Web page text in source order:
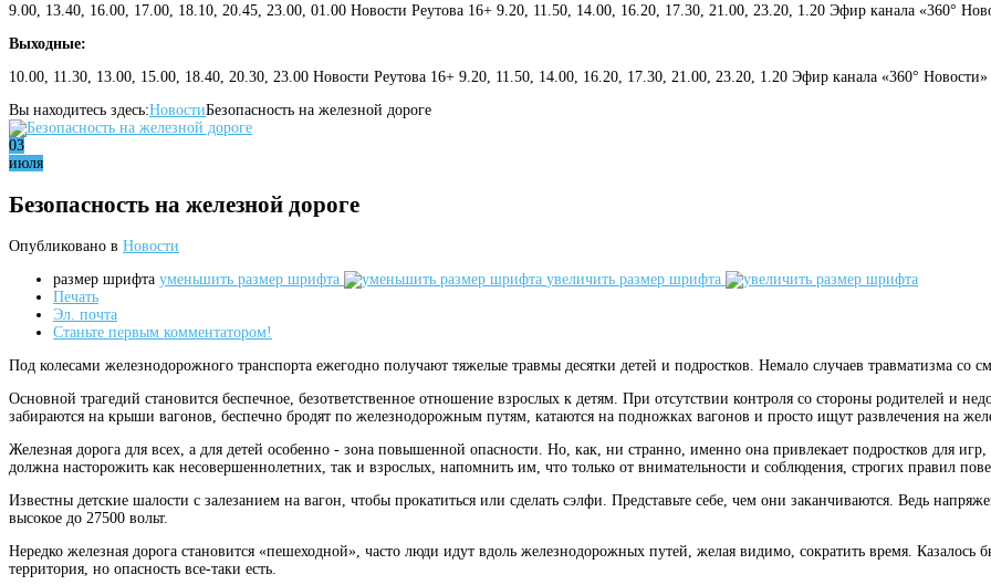
9.00, 13.40, 16.00, 17.00, 18.10, 20.45, 23.00, 01.00 Новости Реутова 16+ 9.20, 11.50, 14.00, 16.20, 17.30, 21.00, 23.20, 1.20 Эфир канала «360°
Выходные:
10.00, 11.30, 13.00, 15.00, 18.40, 20.30, 23.00 Новости Реутова 16+ 9.20, 11.50, 14.00, 16.20, 17.30, 21.00, 23.20, 1.20 Эфир канала «360°
Вы находитесь здесь:НовостиБезопасность на железной дороге
03
июля
Безопасность на железной дороге
Опубликовано в Новости
размер шрифта уменьшить размер шрифта
увеличить размер шрифта
Печать
Эл. почта
Станьте первым комментатором!
Под колесами железнодорожного транспорта ежегодно получают тяжелые травмы десятки детей и подростков. Немало случаев травматизма со
Основной трагедий становится беспечное, безответственное отношение взрослых к детям. При отсутствии контроля со стороны родителей и
забираются на крыши вагонов, беспечно бродят по железнодорожным путям, катаются на подножках вагонов и просто ищут развлечения на
Железная дорога для всех, а для детей особенно - зона повышенной опасности. Но, как, ни странно, именно она привлекает подростков для игр,
должна насторожить как несовершеннолетних, так и взрослых, напомнить им, что только от внимательности и соблюдения, строгих правил
Известны детские шалости с залезанием на вагон, чтобы прокатиться или сделать сэлфи. Представьте себе, чем они заканчиваются. Ведь
высокое до 27500 вольт.
Нередко железная дорога становится «пешеходной», часто люди идут вдоль железнодорожных путей, желая видимо, сократить время. Казалось
территория, но опасность все-таки есть.